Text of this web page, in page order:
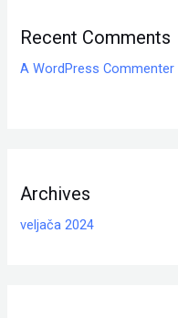
Recent Comments
A WordPress Commenter
Archives
veljača 2024